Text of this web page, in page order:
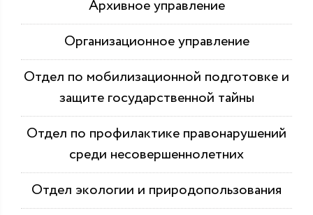
Архивное управление
Организационное управление
Отдел по мобилизационной подготовке и
защите государственной тайны
Отдел по профилактике правонарушений
среди несовершеннолетних
Отдел экологии и природопользования